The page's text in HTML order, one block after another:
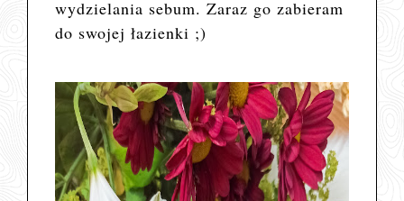
wydzielania sebum. Zaraz go zabieram
do swojej łazienki ;)